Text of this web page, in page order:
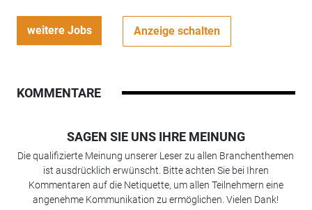
weitere Jobs Anzeige schalten
KOMMENTARE
SAGEN SIE UNS IHRE MEINUNG
Die qualifizierte Meinung unserer Leser zu allen Branchenthemen
ist ausdrücklich erwünscht. Bitte achten Sie bei Ihren
Kommentaren auf die Netiquette, um allen Teilnehmern eine
angenehme Kommunikation zu ermöglichen. Vielen Dank!